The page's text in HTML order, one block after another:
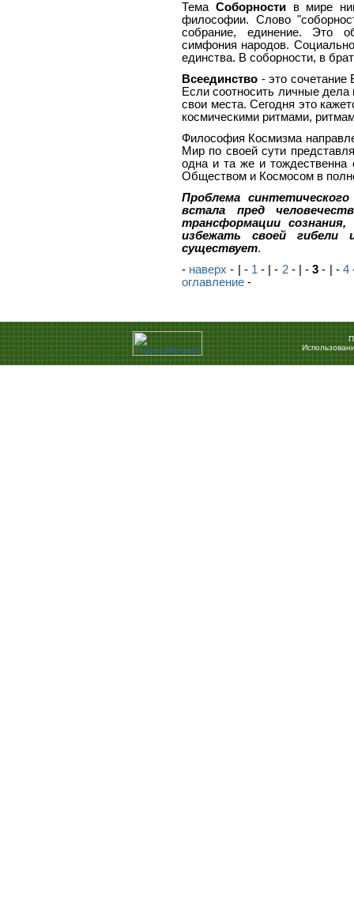
Тема Соборностив мире
философии. Слово
собрание, единение. Это
симфония народов.
единства. В соборности, в
Всеединство - это сочетание
Если соотносить личные
свои места. Сегодня это
космическими ритмами,
Философия Космизма
Мир по своей сути
одна и та же и тождественна
Обществом и Космосом в
Проблема синтетического
встала пред
трансформации
избежать своей
существует.
- наверх - | - 1 - | - 2- | -3 - | - 4
оглавление -